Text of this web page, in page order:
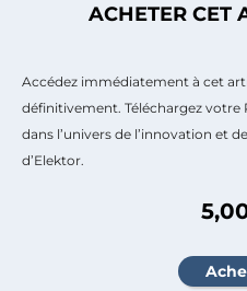
ACHETER CET
Accédez immédiatement à cet
définitivement. Téléchargez votre
dans l’univers de l’innovation et
d’Elektor.